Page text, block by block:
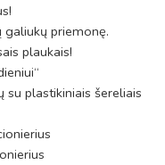
galiukų priemonę.
plaukais!
su plastikiniais šereliais